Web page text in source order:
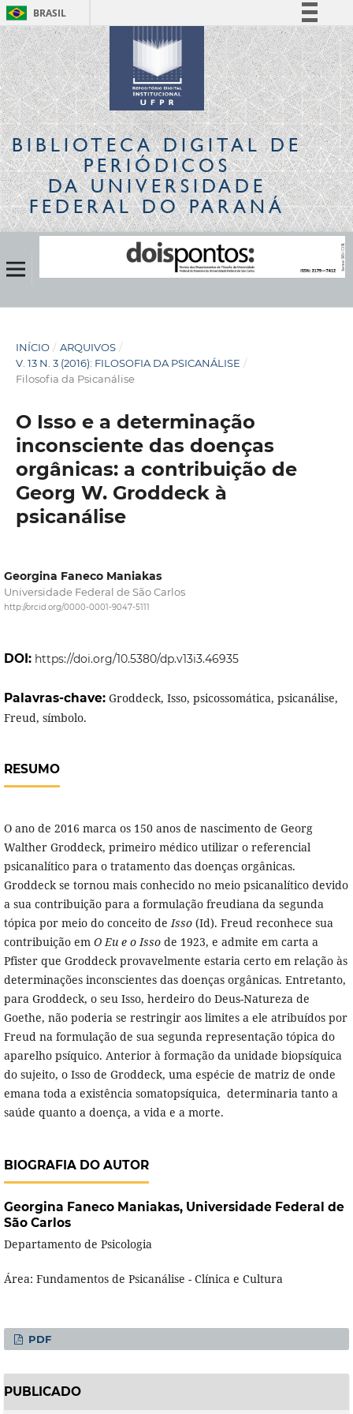
BRASIL
Simplifique!
Comunica BR
Participe
Acesso à informação
Legislação
Canais
BIBLIOTECA DIGITALDE
PERIÓDICOS
DA UNIVERSIDADE
FEDERAL DO PARANÁ
INÍCIO / ARQUIVOS /
V. 13 N. 3 (2016): FILOSOFIA DA PSICANÁLISE /
Filosofia da Psicanálise
O Isso e a determinação
inconsciente das doenças
orgânicas: a contribuição de
Georg W. Groddeck à
psicanálise
Georgina Faneco Maniakas
Universidade Federal de São Carlos
http://orcid.org/0000-0001-9047-5111
DOI: https://doi.org/10.5380/dp.v13i3.46935
Palavras-chave: Groddeck, Isso, psicossomática, psicanálise,
Freud, símbolo.
RESUMO
O ano de 2016 marca os 150 anos de nascimento de Georg
Walther Groddeck, primeiro médico utilizar o referencial
psicanalítico para o tratamento das doenças orgânicas.
Groddeck se tornou mais conhecido no meio psicanalítico devido
a sua contribuição para a formulação freudiana da segunda
tópica por meio do conceito deIsso(Id). Freud reconhece sua
contribuição em O Eu e o Issode 1923, e admite em carta a
Pfister que Groddeck provavelmente estaria certo em relação às
determinações inconscientes das doenças orgânicas. Entretanto,
para Groddeck, o seu Isso, herdeiro do Deus-Natureza de
Goethe, não poderia se restringir aos limites a ele atribuídos por
Freud na formulação de sua segunda representação tópica do
aparelho psíquico. Anterior à formação da unidade biopsíquica
do sujeito, o Isso de Groddeck, uma espécie de matriz de onde
emana toda a existência somatopsíquica, determinaria tanto a
saúde quanto a doença, a vida e a morte.
BIOGRAFIA DO AUTOR
Georgina Faneco Maniakas, Universidade Federal de
São Carlos
Departamento de Psicologia
Área: Fundamentos de Psicanálise - Clínica e Cultura
PDF
PUBLICADO